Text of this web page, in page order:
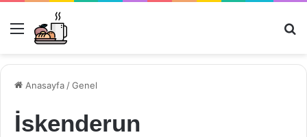
Menü
Anasayfa /Genel
İskenderun